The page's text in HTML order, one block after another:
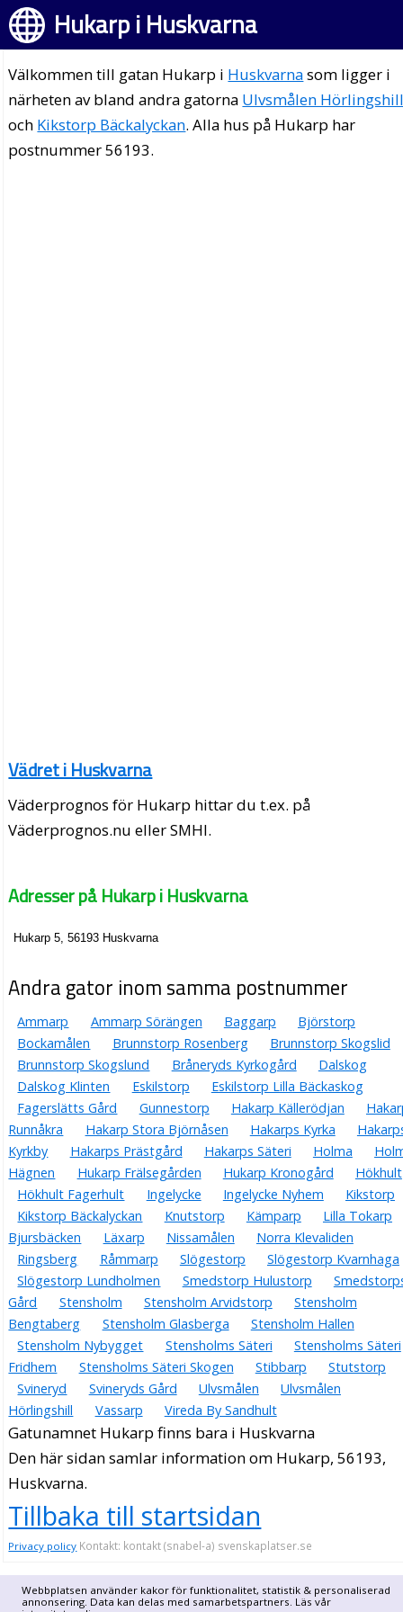
Webbplatsen använder kakor för funktionalitet, statistik & personaliserad
annonsering. Data kan delas med samarbetspartners. Läs vår
Hukarp i Huskvarna
Välkommen till gatan Hukarp i Huskvarnasom ligger i
närheten av bland andra gatorna Ulvsmålen
och Kikstorp Bäckalyckan. Alla hus på Hukarp har
postnummer 56193.
Vädret i Huskvarna
Väderprognos för Hukarp hittar du t.ex. på
Väderprognos.nu eller SMHI.
Adresser på Hukarp i Huskvarna
Hukarp 5, 56193 Huskvarna
Andra gator inom samma postnummer
Ammarp Ammarp Sörängen Baggarp
Björstorp
Bockamålen
Brunnstorp Rosenberg
Brunnstorp Skogslid
Brunnstorp Skogslund
Bråneryds Kyrkogård
Dalskog
Dalskog Klinten
Eskilstorp
Eskilstorp Lilla Bäckaskog
Fagerslätts Gård
Gunnestorp Hakarp Källerödjan
Runnåkra
Hakarp Stora Björnåsen Hakarps Kyrka
Kyrkby
Hakarps Prästgård Hakarps Säteri Holma
Hägnen
Hukarp Frälsegården Hukarp Kronogård
Hökhult
Hökhult Fagerhult
Ingelycke Ingelycke Nyhem
Kikstorp
Kikstorp Bäckalyckan
Knutstorp Kämparp
Lilla Tokarp
Bjursbäcken
Läxarp Nissamålen
Norra Klevaliden
Ringsberg
Råmmarp Slögestorp
Slögestorp Kvarnhaga
Slögestorp Lundholmen
Smedstorp Hulustorp
Gård
Stensholm Stensholm Arvidstorp
Stensholm
Bengtaberg
Stensholm Glasberga
Stensholm Hallen
Stensholm Nybygget
Stensholms Säteri
Stensholms Säteri
Fridhem
Stensholms Säteri Skogen Stibbarp
Stutstorp
Svineryd
Svineryds Gård Ulvsmålen
Ulvsmålen
Hörlingshill
Vassarp Vireda By Sandhult
Gatunamnet Hukarp finns bara i Huskvarna
Den här sidan samlar information om Hukarp, 56193,
Huskvarna.
Tillbaka till startsidan
Privacy policy Kontakt: kontakt (snabel-a) svenskaplatser.se